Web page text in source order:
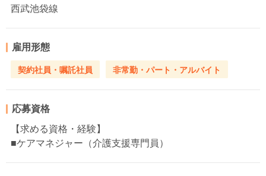
西武池袋線
雇用形態
契約社員・嘱託社員 非常勤・パート・アルバイト
応募資格
【求める資格・経験】
■ケアマネジャー（介護支援専門員）